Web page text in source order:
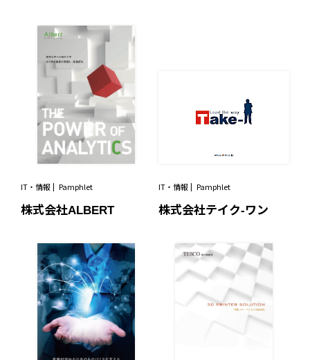
IT・情報 Pamphlet
株式会社ALBERT
IT・情報 Pamphlet
株式会社テイク-ワン